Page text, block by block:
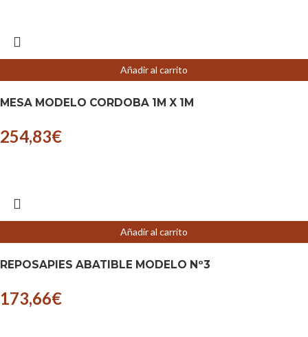
Añadir al carrito
MESA MODELO CORDOBA 1M X 1M
254,83€
Añadir al carrito
REPOSAPIES ABATIBLE MODELO Nº3
173,66€